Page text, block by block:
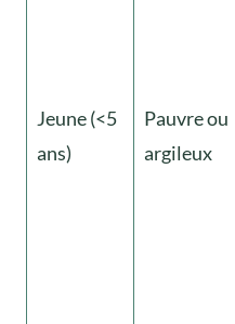
Jeune (<5
ans)
Pauvre ou
argileux